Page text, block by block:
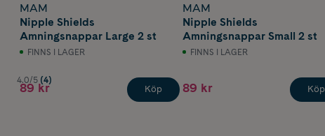
MAM
Nipple Shields
Amningsnappar Large 2 st
FINNS I LAGER
4.0/5 (4)
89 kr Köp
MAM
Nipple Shields
Amningsnappar Small 2 st
FINNS I LAGER
89 kr Köp